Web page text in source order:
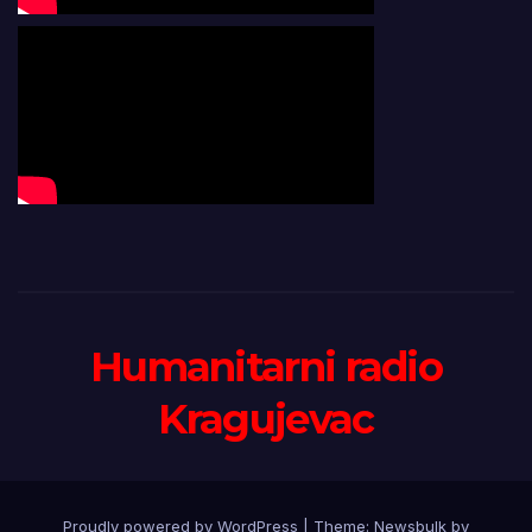
Humanitarni radio
Kragujevac
Proudly powered by WordPress Theme: Newsbulk by